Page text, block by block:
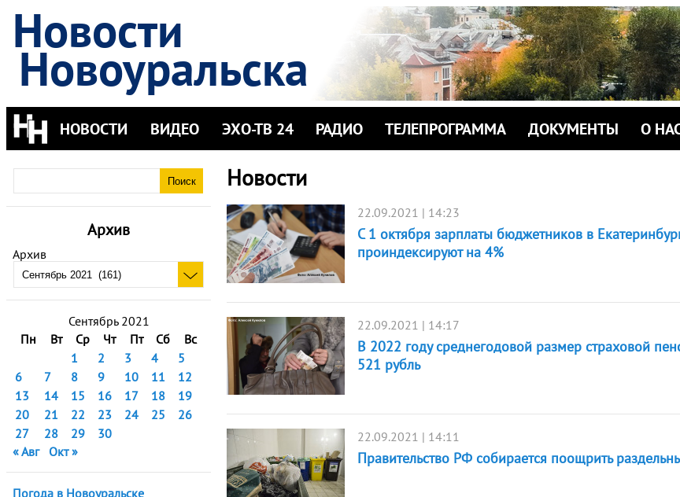
Новости
Новоуральска
НОВОСТИ ВИДЕО ЭХО-ТВ 24 РАДИО ТЕЛЕПРОГРАММА ДОКУМЕНТЫ О
Архив
Архив
Сентябрь 2021
Пн
Вт Ср Чт Пт Сб
Вс
1
2 3 4
5
6
7 8 9 10 11
12
13
14 15 16 17 18
19
20
21 22 23 24 25
26
27
28 29
30
« Авг
Окт »
Погода в Новоуральске
Новости
22.09.2021 | 14:23
С 1 октября зарплаты бюджетников в
проиндексируют на 4%
22.09.2021 | 14:17
В 2022 году среднегодовой размер страховой
521 рубль
22.09.2021 | 14:11
Правительство РФ собирается поощрить